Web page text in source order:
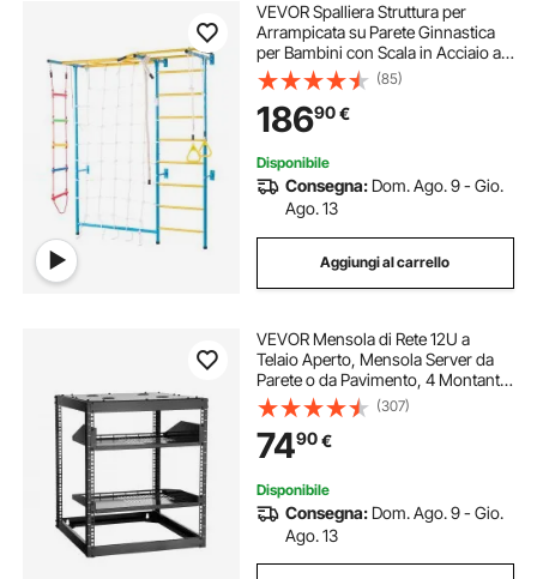
VEVOR Spalliera Struttura per
Arrampicata su Parete Ginnastica
per Bambini con Scala in Acciaio al
Carbonio Maniglia 9 livelli, Barra
per Trazioni, Scala in Corda Anelli,
Portata 100 kg, Multicolore
(85)
18690€
Disponibile
Consegna: Dom. Ago. 9 - Gio.
Ago. 13
Aggiungi al carrello
VEVOR Mensola di Rete 12U a
Telaio Aperto, Mensola Server da
Parete o da Pavimento, 4 Montanti
con Ripiani Ventilati e Hardware di
Montaggio, per Apparecchiature di
Rete IT e Apparecchiature AV
(307)
7490€
Disponibile
Consegna: Dom. Ago. 9 - Gio.
Ago. 13